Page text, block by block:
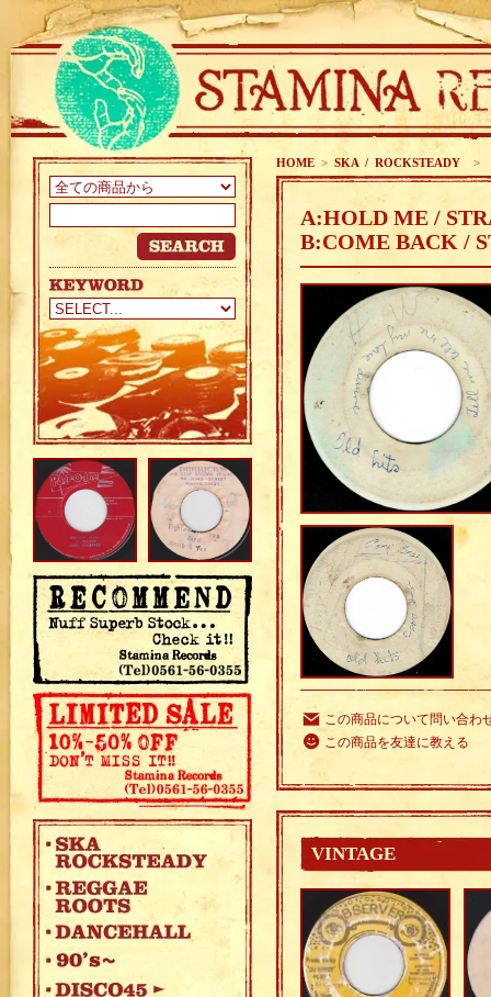
HOME > SKA / ROCKSTEADY >
A:HOLD ME /
B:COME BACK /
この商品について問い合わ
この商品を友達に教える
VINTAGE